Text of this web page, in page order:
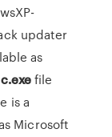
updater
as
file
is a
Microsoft